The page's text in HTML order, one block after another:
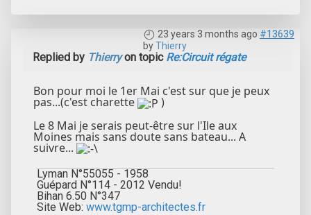
23 years 3 months ago #13639
byThierry
Replied by Thierryon topic Re:Circuit régate
Bon pour moi le 1er Mai c'est sur que je peux
pas...(c'est charette
)
Le 8 Mai je serais peut-être sur l'Ile aux
Moines mais sans doute sans bateau... A
suivre...
Lyman N°55055 - 1958
Guépard N°114 - 2012 Vendu!
Bihan 6.50 N°347
Site Web: www.tgmp-architectes.fr